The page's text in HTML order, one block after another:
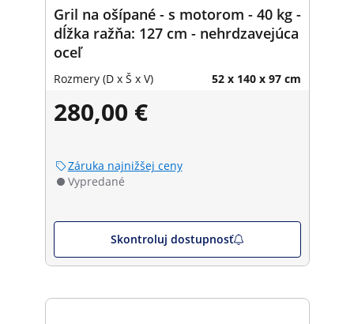
Gril na ošípané - s motorom - 40 kg -
dĺžka ražňa: 127 cm - nehrdzavejúca
oceľ
Rozmery (D x Š x V) 52 x 140 x 97 cm
280,00 €
Záruka najnižšej ceny
Vypredané
Skontroluj dostupnosť